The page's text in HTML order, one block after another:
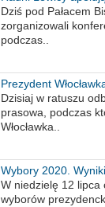
Wiesława Meringa
Dziś pod Pałacem
zorganizowali
podczas..
Prezydent
obrażajmy się”
Dzisiaj w ratuszu
prasowa, podczas
Włocławka..
Wybory 2020.
procent obwodów
W niedzielę 12 lipca
wyborów